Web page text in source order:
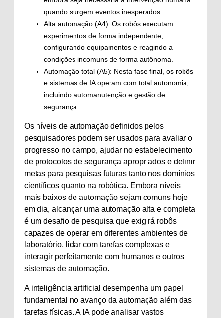
quando surgem eventos inesperados.
Alta automação (A4): Os robôs executam
experimentos de forma independente,
configurando equipamentos e reagindo a
condições incomuns de forma autônoma.
Automação total (A5): Nesta fase final, os robôs
e sistemas de IA operam com total autonomia,
incluindo automanutenção e gestão de
segurança.
Os níveis de automação definidos pelos
pesquisadores podem ser usados ​​para avaliar o
progresso no campo, ajudar no estabelecimento
de protocolos de segurança apropriados e definir
metas para pesquisas futuras tanto nos domínios
científicos quanto na robótica. Embora níveis
mais baixos de automação sejam comuns hoje
em dia, alcançar uma automação alta e completa
é um desafio de pesquisa que exigirá robôs
capazes de operar em diferentes ambientes de
laboratório, lidar com tarefas complexas e
interagir perfeitamente com humanos e outros
sistemas de automação.
A inteligência artificial desempenha um papel
fundamental no avanço da automação além das
tarefas físicas. A IA pode analisar vastos